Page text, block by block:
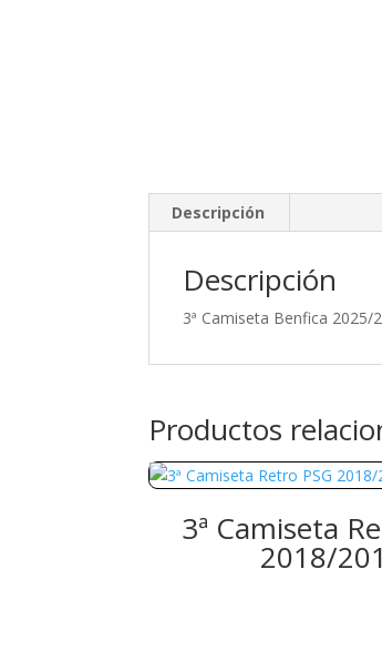
Descripción
Descripción
3ª Camiseta Benfica 2025/
Productos
3ª Camiseta
2018/